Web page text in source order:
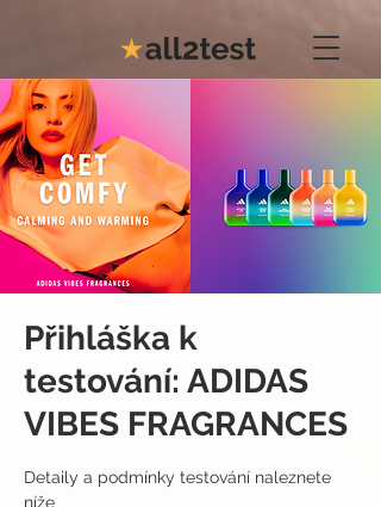
Přihláška k
testování: ADIDAS
VIBES FRAGRANCES
Detaily a podmínky testování naleznete